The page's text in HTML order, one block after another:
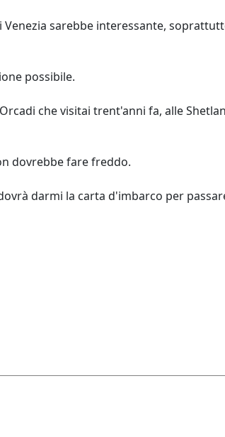
sarebbe interessante,
possibile.
che visitai trent'anni fa, alle
dovrebbe fare freddo.
darmi la carta d'imbarco per